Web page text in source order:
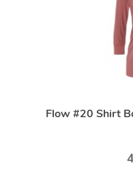
Flow #20 Shirt